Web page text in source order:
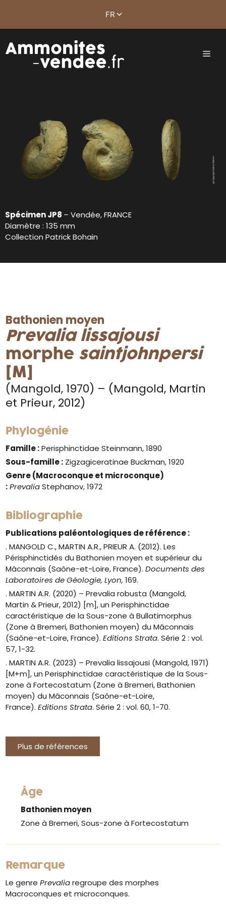
Spécimen JP8 – Vendée, FRANCE
Diamètre : 135 mm
Collection Patrick Bohain
Bathonien moyen
Prevalia lissajousi
morphe saintjohnpersi
[M]
(Mangold, 1970) – (Mangold, Martin
et Prieur, 2012)
Phylogénie
Famille :Perisphinctidae Steinmann, 1890
Sous-famille : Zigzagiceratinae Buckman, 1920
Genre(Macroconque et microconque)
: PrevaliaStephanov, 1972
Bibliographie
Publications paléontologiques de référence :
. MANGOLD C., MARTIN A.R., PRIEUR A. (2012). Les
Périsphinctidés du Bathonien moyen et supérieur du
Mâconnais (Saône-et-Loire, France).Documents des
Laboratoires de Géologie, Lyon, 169.
. MARTIN A.R. (2020) – Prevalia robusta (Mangold,
Martin & Prieur, 2012) [m], un Perisphinctidae
caractéristique de la Sous-zone à Bullatimorphus
(Zone à Bremeri, Bathonien moyen) du Mâconnais
(Saône-et-Loire, France).Editions Strata. Série 2 : vol.
57, 1-32.
. MARTIN A.R. (2023) – Prevalia lissajousi (Mangold, 1971)
[M+m], un Perisphinctidae caractéristique de la Sous-
zone à Fortecostatum (Zone à Bremeri, Bathonien
moyen) du Mâconnais (Saône-et-Loire,
France).Editions Strata. Série 2 : vol. 60, 1-70.
Plus de références
Âge
Bathonien moyen
Zone à Bremeri, Sous-zone à Fortecostatum
Remarque
Le genrePrevaliaregroupe des morphes
Macroconques et microconques.